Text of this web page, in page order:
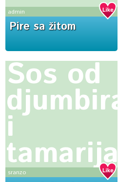
admin
Pire sa žitom
Sos od
djumbira
i
tamarija
sranzo